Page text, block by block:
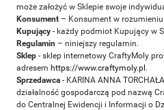
może założyć w Sklepie swoje
Konsument – Konsument w
Kupujący - każdy podmiot Kupujący w
Regulamin – niniejszy regulamin.
Sklep - sklep internetowy CraftyMoly
adresem https://www.craftymoly.pl .
Sprzedawca - KARINA ANNA
działalność gospodarczą pod nazwą
do Centralnej Ewidencji i Informacji o